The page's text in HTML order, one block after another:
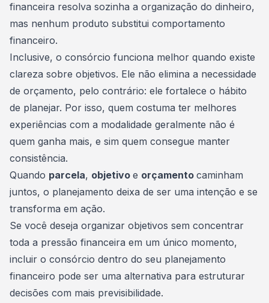
financeira resolva sozinha a organização do dinheiro,
mas nenhum produto substitui comportamento
financeiro.
Inclusive, o consórcio funciona melhor quando existe
clareza sobre objetivos. Ele não elimina a necessidade
de orçamento, pelo contrário: ele fortalece o hábito
de planejar. Por isso, quem costuma ter melhores
experiências com a modalidade geralmente não é
quem ganha mais, e sim quem consegue manter
consistência.
Quando parcela, objetivo e orçamento caminham
juntos, o planejamento deixa de ser uma intenção e se
transforma em ação.
Se você deseja organizar objetivos sem concentrar
toda a pressão financeira em um único momento,
incluir o consórcio dentro do seu planejamento
financeiro pode ser uma alternativa para estruturar
decisões com mais previsibilidade.